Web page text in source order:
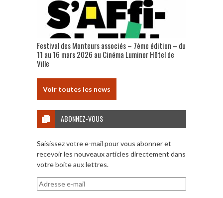
Festival des Monteurs associés – 7ème édition – du
11 au 16 mars 2026 au Cinéma Luminor Hôtel de
Ville
Voir toutes les news
ABONNEZ-VOUS
Saisissez votre e-mail pour vous abonner et
recevoir les nouveaux articles directement dans
votre boite aux lettres.
Adresse
e-